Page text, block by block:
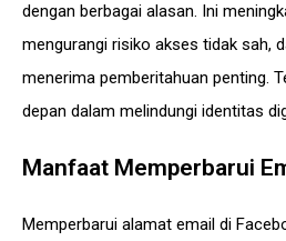
dengan berbagai alasan. Ini
mengurangi risiko akses tidak sah,
menerima pemberitahuan penting.
depan dalam melindungi identitas
Manfaat Memperbarui
Memperbarui alamat email di